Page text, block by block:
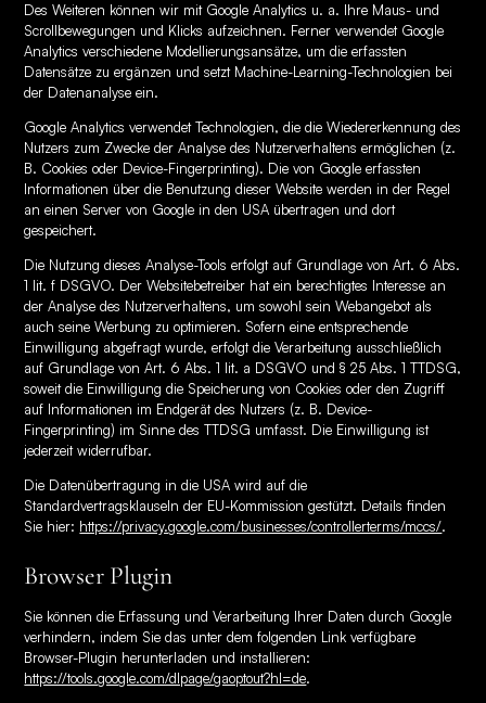
Des Weiteren können wir mit Google Analytics u. a. Ihre Maus- und
Scrollbewegungen und Klicks aufzeichnen. Ferner verwendet Google
Analytics verschiedene Modellierungsansätze, um die erfassten
Datensätze zu ergänzen und setzt Machine-Learning-Technologien bei
der Datenanalyse ein.
Google Analytics verwendet Technologien, die die Wiedererkennung des
Nutzers zum Zwecke der Analyse des Nutzerverhaltens ermöglichen (z.
B. Cookies oder Device-Fingerprinting). Die von Google erfassten
Informationen über die Benutzung dieser Website werden in der Regel
an einen Server von Google in den USA übertragen und dort
gespeichert.
Die Nutzung dieses Analyse-Tools erfolgt auf Grundlage von Art. 6 Abs.
1 lit. f DSGVO. Der Websitebetreiber hat ein berechtigtes Interesse an
der Analyse des Nutzerverhaltens, um sowohl sein Webangebot als
auch seine Werbung zu optimieren. Sofern eine entsprechende
Einwilligung abgefragt wurde, erfolgt die Verarbeitung ausschließlich
auf Grundlage von Art. 6 Abs. 1 lit. a DSGVO und § 25 Abs. 1 TTDSG,
soweit die Einwilligung die Speicherung von Cookies oder den Zugriff
auf Informationen im Endgerät des Nutzers (z. B. Device-
Fingerprinting) im Sinne des TTDSG umfasst. Die Einwilligung ist
jederzeit widerrufbar.
Die Datenübertragung in die USA wird auf die
Standardvertragsklauseln der EU-Kommission gestützt. Details finden
Sie hier: https://privacy.google.com/businesses/controllerterms/mccs/.
Browser Plugin
Sie können die Erfassung und Verarbeitung Ihrer Daten durch Google
verhindern, indem Sie das unter dem folgenden Link verfügbare
Browser-Plugin herunterladen und installieren:
https://tools.google.com/dlpage/gaoptout?hl=de.